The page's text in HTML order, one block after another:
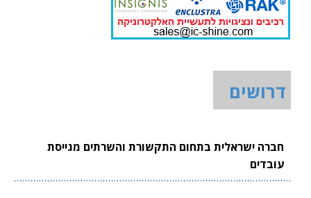
דרושים
חברה ישראלית בתחום התקשורת והשרתים מגייסת
עובדים